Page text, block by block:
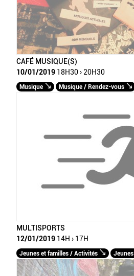
CAFÉ MUSIQUE(S)
10/01/2019 18H30 › 20H30
Musique Musique / Rendez-vous
MULTISPORTS
12/01/2019 14H › 17H
Jeunes et familles / Activités